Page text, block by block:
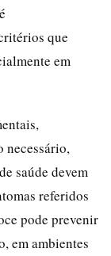
que
em
necessário,
saúde devem
referidos
pode prevenir
em ambientes